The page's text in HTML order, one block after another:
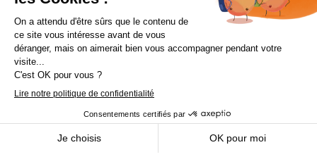
CONSEJOS DE EXPERTO
Del 3 al 23 de agosto, el soporte técnico
permanecerá cerrado. Gracias por tu comprensión.